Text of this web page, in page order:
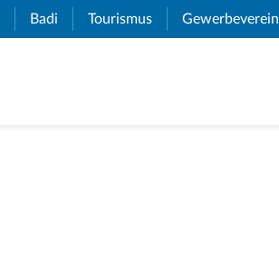
(External Link)
Badi (External Link)
Tourismus (External Link)
Gewerbeverein